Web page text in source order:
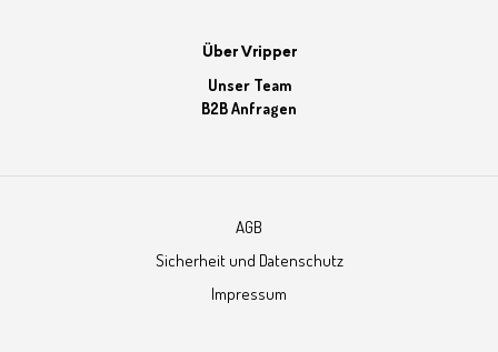
Über Vripper
Unser Team
B2B Anfragen
AGB
Sicherheit und Datenschutz
Impressum